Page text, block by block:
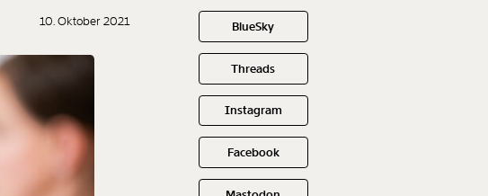
10. Oktober 2021 BlueSky
Threads
Instagram
Facebook